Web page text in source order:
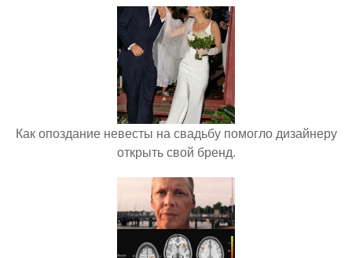
Как опоздание невесты на свадьбу помогло дизайнеру
открыть свой бренд.